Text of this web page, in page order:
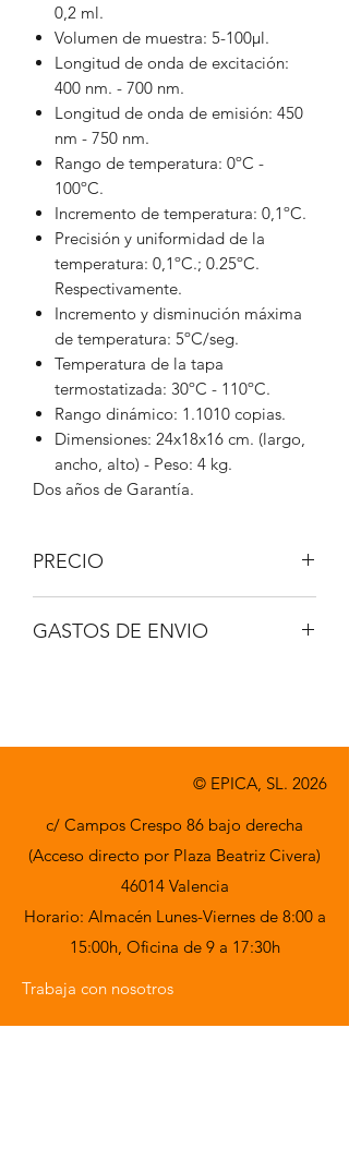
0,2 ml.
Volumen de muestra: 5-100μl.
Longitud de onda de excitación:
400 nm. - 700 nm.
Longitud de onda de emisión: 450
nm - 750 nm.
Rango de temperatura: 0ºC -
100ºC.
Incremento de temperatura: 0,1ºC.
Precisión y uniformidad de la
temperatura: 0,1ºC.; 0.25ºC.
Respectivamente.
Incremento y disminución máxima
de temperatura: 5ºC/seg.
Temperatura de la tapa
termostatizada: 30ºC - 110ºC.
Rango dinámico: 1.1010 copias.
Dimensiones: 24x18x16 cm. (largo,
ancho, alto) - Peso: 4 kg.
Dos años de Garantía.
PRECIO
GASTOS DE ENVIO
© EPICA, SL. 2026
c/ Campos Crespo 86 bajo derecha
(Acceso directo por Plaza Beatriz Civera)
46014 Valencia
Horario: Almacén Lunes-Viernes de 8:00 a
15:00h, Oficina de 9 a 17:30h
Trabaja con nosotros